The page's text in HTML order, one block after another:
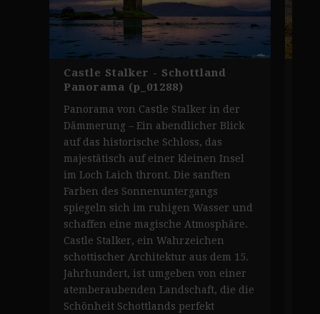
Castle Stalker - Schottland
Panorama (p_01288)
Panorama von Castle Stalker in der
Dämmerung – Ein abendlicher Blick
auf das historische Schloss, das
majestätisch auf einer kleinen Insel
im Loch Laich thront. Die sanften
Farben des Sonnenuntergangs
spiegeln sich im ruhigen Wasser und
schaffen eine magische Atmosphäre.
Castle Stalker, ein Wahrzeichen
schottischer Architektur aus dem 15.
Jahrhundert, ist umgeben von einer
atemberaubenden Landschaft, die die
Schönheit Schottlands perfekt